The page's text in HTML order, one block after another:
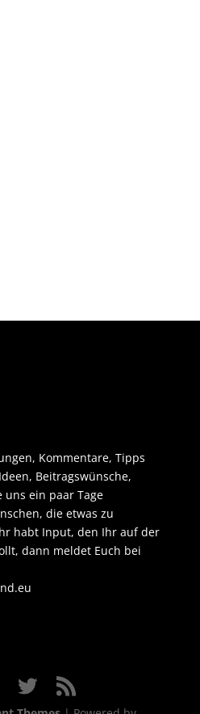
Kommentare, Tipps
Beitragswünsche,
uns ein paar Tage
die etwas zu
habt Input, den Ihr auf der
dann meldet Euch bei